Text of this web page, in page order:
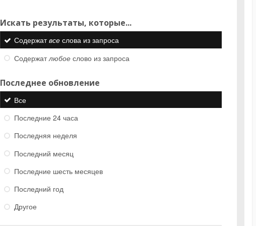
Искать результаты, которые...
Содержатвсеслова из запроса
Содержатлюбоеслово из запроса
Последнее обновление
Все
Последние 24 часа
Последняя неделя
Последний месяц
Последние шесть месяцев
Последний год
Другое